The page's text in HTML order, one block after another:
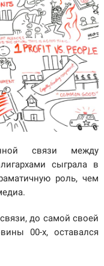
связи между
сыграла в
роль, чем
до самой своей
00-х, оставался